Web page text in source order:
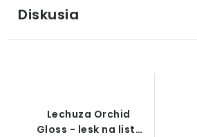
Diskusia
Lechuza Orchid
Gloss - lesk na listy